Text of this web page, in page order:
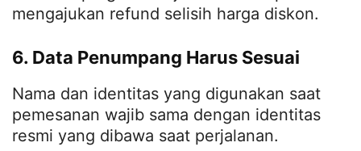
mengajukan refund selisih harga diskon.
6. Data Penumpang Harus Sesuai
Nama dan identitas yang digunakan saat
pemesanan wajib sama dengan identitas
resmi yang dibawa saat perjalanan.